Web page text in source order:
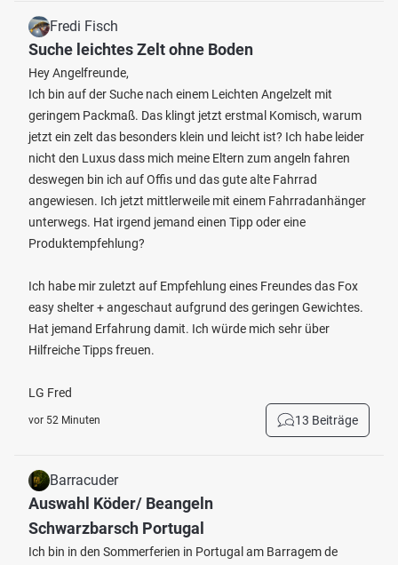
Fredi Fisch
Suche leichtes Zelt ohne Boden
Hey Angelfreunde,
Ich bin auf der Suche nach einem Leichten Angelzelt mit
geringem Packmaß. Das klingt jetzt erstmal Komisch, warum
jetzt ein zelt das besonders klein und leicht ist? Ich habe leider
nicht den Luxus dass mich meine Eltern zum angeln fahren
deswegen bin ich auf Offis und das gute alte Fahrrad
angewiesen. Ich jetzt mittlerweile mit einem Fahrradanhänger
unterwegs. Hat irgend jemand einen Tipp oder eine
Produktempfehlung?
Ich habe mir zuletzt auf Empfehlung eines Freundes das Fox
easy shelter + angeschaut aufgrund des geringen Gewichtes.
Hat jemand Erfahrung damit. Ich würde mich sehr über
Hilfreiche Tipps freuen.
LG Fred
vor 52 Minuten 13 Beiträge
Barracuder
Auswahl Köder/ Beangeln
Schwarzbarsch Portugal
Ich bin in den Sommerferien in Portugal am Barragem de